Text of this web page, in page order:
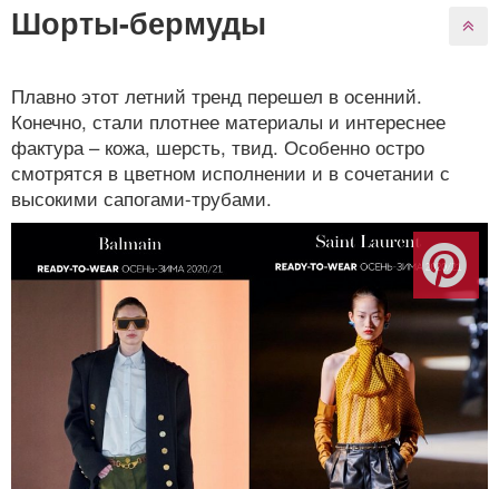
Шорты-бермуды
Плавно этот летний тренд перешел в осенний.
Конечно, стали плотнее материалы и интереснее
фактура – кожа, шерсть, твид. Особенно остро
смотрятся в цветном исполнении и в сочетании с
высокими сапогами-трубами.